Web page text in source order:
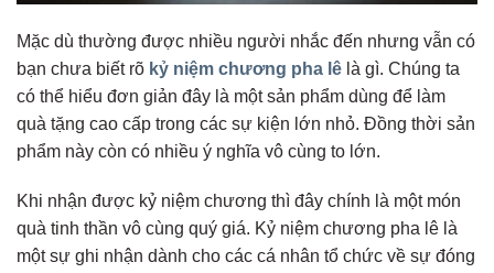
Mặc dù thường được nhiều người nhắc đến nhưng vẫn có
bạn chưa biết rõ kỷ niệm chương pha lê là gì. Chúng ta
có thể hiểu đơn giản đây là một sản phẩm dùng để làm
quà tặng cao cấp trong các sự kiện lớn nhỏ. Đồng thời sản
phẩm này còn có nhiều ý nghĩa vô cùng to lớn.
Khi nhận được kỷ niệm chương thì đây chính là một món
quà tinh thần vô cùng quý giá. Kỷ niệm chương pha lê là
một sự ghi nhận dành cho các cá nhân tổ chức về sự đóng